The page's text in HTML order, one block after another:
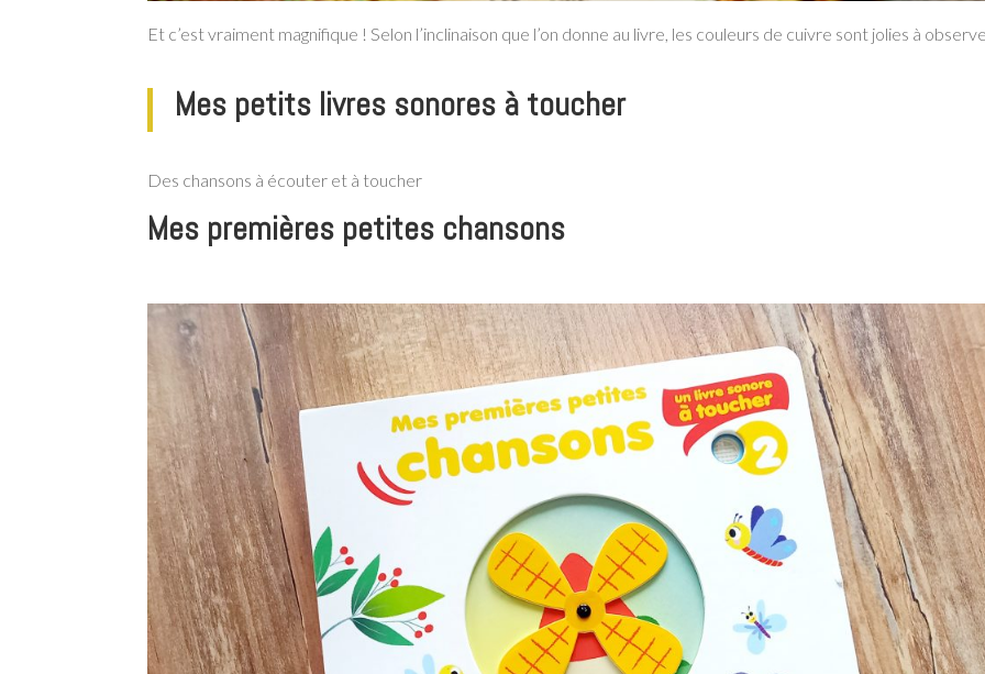
Et c’est vraiment magnifique ! Selon l’inclinaison que l’on donne au livre, les couleurs de cuivre sont jolies à
Mes petits livres sonores à toucher
Des chansons à écouter et à toucher
Mes premières petites chansons